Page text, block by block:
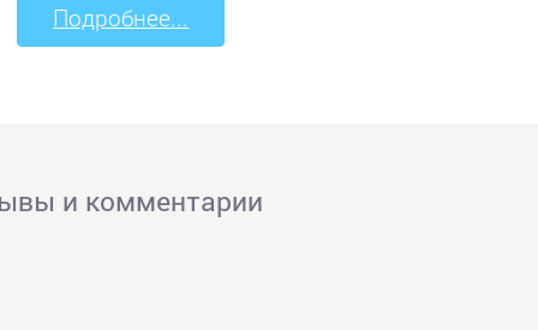
Подробнее...
и комментарии